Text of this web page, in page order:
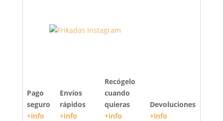
Pago
seguro
+info
Envíos
rápidos
+info
Recógelo
cuando
quieras
+info
Devoluciones
+info